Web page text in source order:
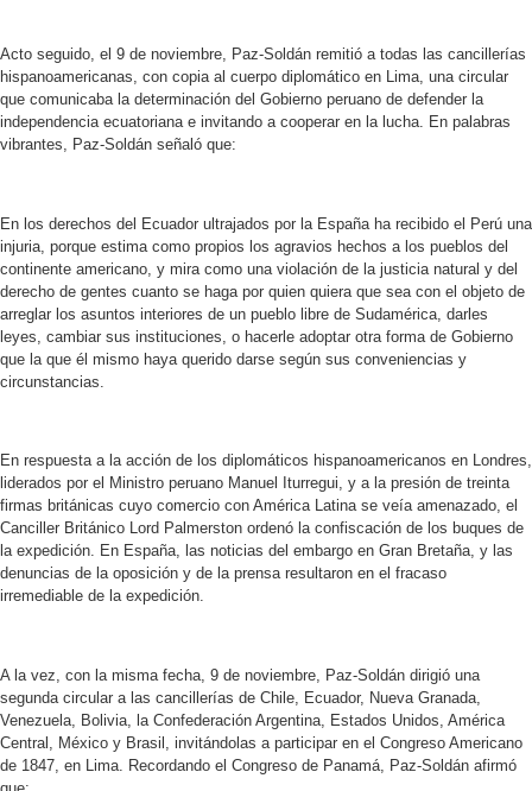
Acto seguido, el 9 de noviembre, Paz-Soldán remitió a todas las cancillerías
hispanoamericanas, con copia al cuerpo diplomático en Lima, una circular
que comunicaba la determinación del Gobierno peruano de defender la
independencia ecuatoriana e invitando a cooperar en la lucha. En palabras
vibrantes, Paz-Soldán señaló que:
En los derechos del Ecuador ultrajados por la España ha recibido el Perú una
injuria, porque estima como propios los agravios hechos a los pueblos del
continente americano, y mira como una violación de la justicia natural y del
derecho de gentes cuanto se haga por quien quiera que sea con el objeto de
arreglar los asuntos interiores de un pueblo libre de Sudamérica, darles
leyes, cambiar sus instituciones, o hacerle adoptar otra forma de Gobierno
que la que él mismo haya querido darse según sus conveniencias y
circunstancias.
En respuesta a la acción de los diplomáticos hispanoamericanos en Londres,
liderados por el Ministro peruano Manuel Iturregui, y a la presión de treinta
firmas británicas cuyo comercio con América Latina se veía amenazado, el
Canciller Británico Lord Palmerston ordenó la confiscación de los buques de
la expedición. En España, las noticias del embargo en Gran Bretaña, y las
denuncias de la oposición y de la prensa resultaron en el fracaso
irremediable de la expedición.
A la vez, con la misma fecha, 9 de noviembre, Paz-Soldán dirigió una
segunda circular a las cancillerías de Chile, Ecuador, Nueva Granada,
Venezuela, Bolivia, la Confederación Argentina, Estados Unidos, América
Central, México y Brasil, invitándolas a participar en el Congreso Americano
de 1847, en Lima. Recordando el Congreso de Panamá, Paz-Soldán afirmó